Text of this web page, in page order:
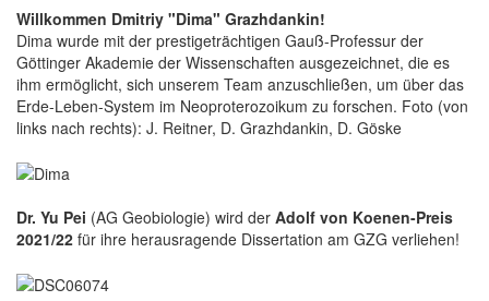
Willkommen Dmitriy "Dima" Grazhdankin!
Dima wurde mit der prestigeträchtigen Gauß-Professur der
Göttinger Akademie der Wissenschaften ausgezeichnet, die es
ihm ermöglicht, sich unserem Team anzuschließen, um über das
Erde-Leben-System im Neoproterozoikum zu forschen. Foto (von
links nach rechts): J. Reitner, D. Grazhdankin, D. Göske
Dr. Yu Pei (AG Geobiologie) wird der Adolf von Koenen-Preis
2021/22 für ihre herausragende Dissertation am GZG verliehen!